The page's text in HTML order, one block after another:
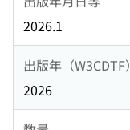
2026.1
出版年（W3CDTF）
2026